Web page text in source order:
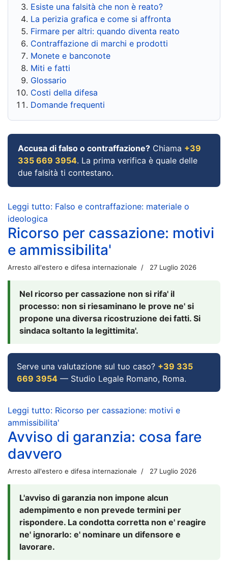
Esiste una falsità che non è reato?
La perizia grafica e come si affronta
Firmare per altri: quando diventa reato
Contraffazione di marchi e prodotti
Monete e banconote
Miti e fatti
Glossario
Costi della difesa
Domande frequenti
Accusa di falso o contraffazione? Chiama +39
335 669 3954. La prima verifica è quale delle
due falsità ti contestano.
Leggi tutto: Falso e contraffazione: materiale o
ideologica
Ricorso per cassazione: motivi
e ammissibilita'
Arresto all'estero e difesa internazionale 27 Luglio 2026
Nel ricorso per cassazione non si rifa' il
processo: non si riesaminano le prove ne' si
propone una diversa ricostruzione dei fatti. Si
sindaca soltanto la legittimita'.
Serve una valutazione sul tuo caso? +39 335
669 3954 — Studio Legale Romano, Roma.
Leggi tutto: Ricorso per cassazione: motivi e
ammissibilita'
Avviso di garanzia: cosa fare
davvero
Arresto all'estero e difesa internazionale 27 Luglio 2026
L'avviso di garanzia non impone alcun
adempimento e non prevede termini per
rispondere. La condotta corretta non e' reagire
ne' ignorarlo: e' nominare un difensore e
lavorare.